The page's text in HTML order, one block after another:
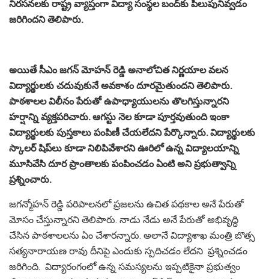
నిరసనలకు రాష్ట్ర వ్యాప్తంగా విద్యా సంస్థల బంద్‌కు పిలుపునివ్వడం
జరిగిందని తెలిపారు.
అయితే సీఎం జగన్ మోహన్ రెడ్డి అనాలోచిత నిర్ణయాల వలన
విద్యార్థులకు చదువుకునే అవకాశం దూరమైతుందని తెలిపారు.
పాఠశాలల విలీనం పేరుతో ఉపాధ్యాయులను తొలగిస్తున్నారని
హర్షాన్ని వ్యక్తపరిచారు. ఆగస్టు నెల కూడా పూర్తవుతుంది ఇంకా
విద్యార్థులకు పుస్తకాలు పంపిణీ చేయలేదని పేర్కొన్నారు. విద్యార్థులకు
స్కాలర్ షిప్‌లు కూడా నిలిపివేశారని ఊరిలో ఉన్న విద్యాలయాన్ని
మూసివేసి దూర ప్రాంతాలకు పంపించడం ఏంటి అని ప్రభుత్వాన్ని
ప్రశ్నించారు.
జగన్మోహన్ రెడ్డి పరిపాలనలో ప్రజలను ఉచిత పథకాల అనే పేరుతో
మోసం చేస్తున్నారని తెలిపారు. నాడు నేడు అనే పేరుతో అభివృద్ధి
చేసిన పాఠశాలలను ఏం చేశారన్నారు. అలానే విద్యాశాఖ మంత్రి బొత్స
సత్యనారాయణ రావు దీనిపై ఎందుకు స్పదిచడం లేదని ప్రశ్నించడం
జరిగింది. విద్యారంగంలో ఉన్న సమస్యలను ఇప్పటికైనా ప్రభుత్వం